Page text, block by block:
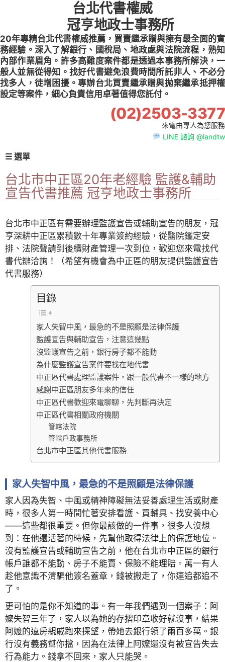
台北代書權威
冠亨地政士事務所
20年專精台北代書權威推薦，買賣繼承贈與擁有最全面的實
務經驗。深入了解銀行、國稅局、地政處與法院流程，熟知
內部作業眉角。許多高難度案件都是透過本事務所解決，一
般人並無從得知。找好代書避免浪費時間所託非人、不必分
找多人，徒增困擾。專辦台北買賣繼承贈與拋棄繼承抵押權
設定等案件，細心負責信用卓著值得您託付。
(02)2503-3377
來電由專人為您服務
LINE 諮詢 @landtw
☰ 選單
台北市中正區20年老經驗 監護&輔助
宣告代書推薦 冠亨地政士事務所
台北市中正區有需要辦理監護宣告或輔助宣告的朋友，冠
亨深耕中正區累積數十年專業簽約經驗，從醫院鑑定安
排、法院聲請到後續財產管理一次到位，歡迎您來電找代
書代辦洽詢！（希望有機會為中正區的朋友提供監護宣告
代書服務）
目錄
家人失智中風，最急的不是照顧是法律保護
監護宣告與輔助宣告，注意這幾點
沒監護宣告之前，銀行房子都不能動
為什麼監護宣告案件要找在地代書
中正區代書處理監護案件，跟一般代書不一樣的地方
感謝中正區朋友多年來的信任
中正區代書歡迎來電聊聊，先判斷再決定
中正區代書相關政府機關
管轄法院
管轄戶政事務所
台北市中正區其他代書服務
家人失智中風，最急的不是照顧是法律保護
家人因為失智、中風或精神障礙無法妥善處理生活或財產
時，很多人第一時間忙著安排看護、買輔具、找安養中心
——這些都很重要。但你最該做的一件事，很多人沒想
到：在他還活著的時候，先幫他取得法律上的保護地位。
沒有監護宣告或輔助宣告之前，他在台北市中正區的銀行
帳戶誰都不能動、房子不能賣、保險不能理賠。萬一有人
趁他意識不清騙他簽名蓋章，錢被搬走了，你連追都追不
了。
更可怕的是你不知道的事。有一年我們遇到一個案子：阿
嬤失智三年了，家人以為她的存摺印章收好就沒事，結果
阿嬤的遠房親戚跑來探望，帶她去銀行領了兩百多萬。銀
行沒有義務幫你擋，因為在法律上阿嬤還沒有被宣告失去
行為能力。錢拿不回來，家人只能哭。